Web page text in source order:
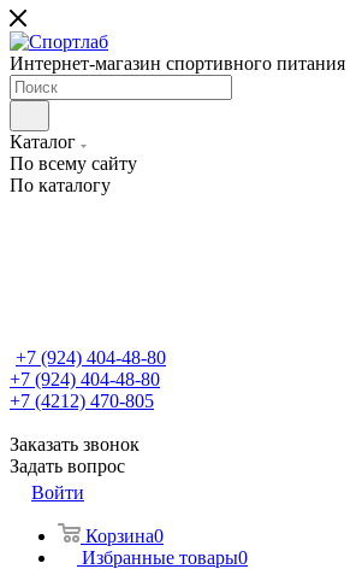
Интернет-магазин спортивного питания
Каталог
По всему сайту
По каталогу
+7 (924) 404-48-80
+7 (924) 404-48-80
+7 (4212) 470-805
Заказать звонок
Задать вопрос
Войти
Корзина0
Избранные товары0